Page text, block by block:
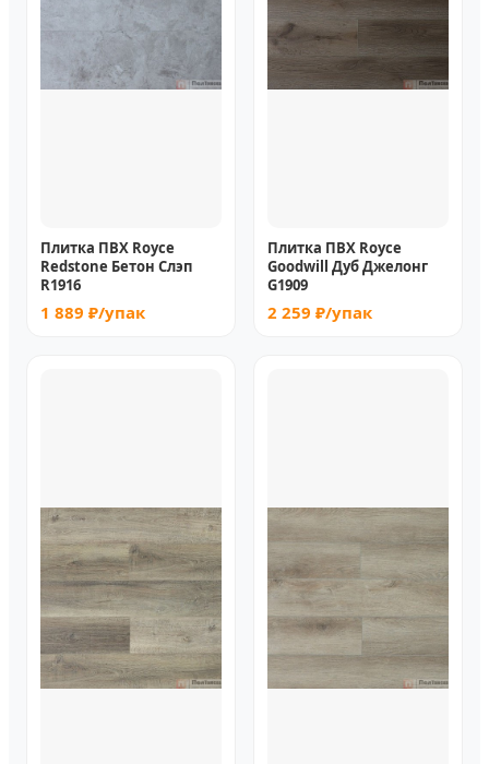
Плитка ПВХ Royce
Redstone Бетон Слэп
R1916
1 889 ₽/упак
Плитка ПВХ Royce
Goodwill Дуб Джелонг
G1909
2 259 ₽/упак